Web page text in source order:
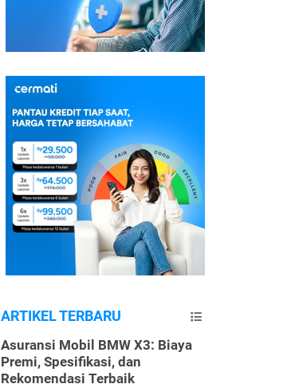
ARTIKEL TERBARU
Asuransi Mobil BMW X3: Biaya
Premi, Spesifikasi, dan
Rekomendasi Terbaik